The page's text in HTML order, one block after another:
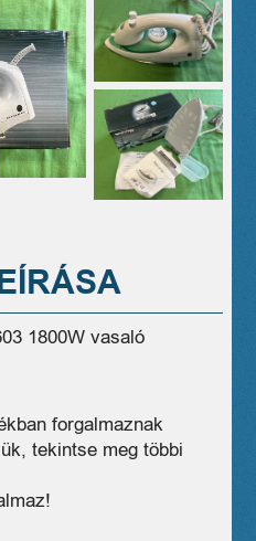
1800W vasaló
forgalmaznak
tekintse meg többi